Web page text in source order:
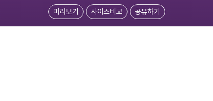
미리보기 사이즈비교 공유하기